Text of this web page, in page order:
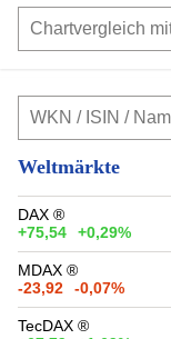
Weltmärkte
DAX ®
+75,54
+0,29%
MDAX ®
-23,92
-0,07%
TecDAX ®